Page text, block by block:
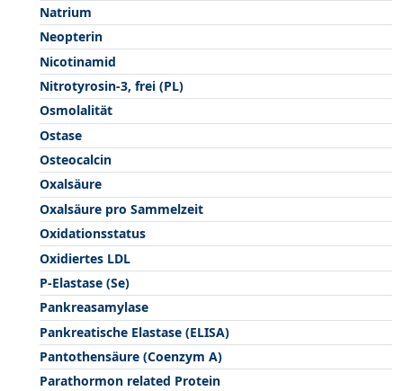
Natrium
Neopterin
Nicotinamid
Nitrotyrosin-3, frei (PL)
Osmolalität
Ostase
Osteocalcin
Oxalsäure
Oxalsäure pro Sammelzeit
Oxidationsstatus
Oxidiertes LDL
P-Elastase (Se)
Pankreasamylase
Pankreatische Elastase (ELISA)
Pantothensäure (Coenzym A)
Parathormon related Protein